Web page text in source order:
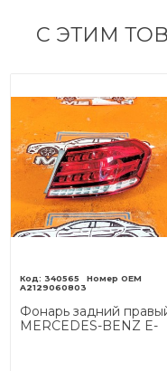
С ЭТИМ
340565
A2129060803
Фонарь задний
MERCEDES-BENZ E-